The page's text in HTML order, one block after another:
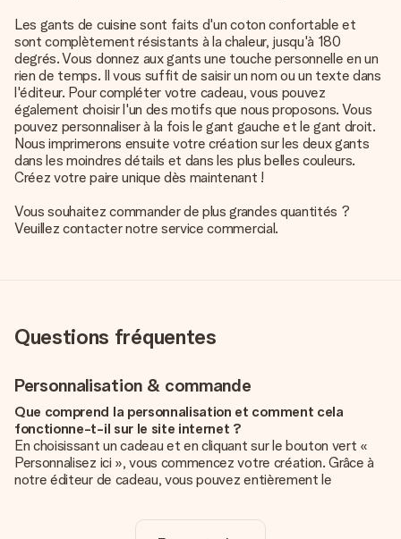
Les gants de cuisine sont faits d'un coton confortable et
sont complètement résistants à la chaleur, jusqu'à 180
degrés. Vous donnez aux gants une touche personnelle en un
rien de temps. Il vous suffit de saisir un nom ou un texte dans
l'éditeur. Pour compléter votre cadeau, vous pouvez
également choisir l'un des motifs que nous proposons. Vous
pouvez personnaliser à la fois le gant gauche et le gant droit.
Nous imprimerons ensuite votre création sur les deux gants
dans les moindres détails et dans les plus belles couleurs.
Créez votre paire unique dès maintenant !
Vous souhaitez commander de plus grandes quantités ?
Veuillez contacter notre service commercial.
Questions fréquentes
Personnalisation & commande
Que comprend la personnalisation et comment cela
fonctionne-t-il sur le site internet ?
En choisissant un cadeau et en cliquant sur le bouton vert «
Personnalisez ici », vous commencez votre création. Grâce à
notre éditeur de cadeau, vous pouvez entièrement le
unique pour ajouter une touche finale à votre cadeau.